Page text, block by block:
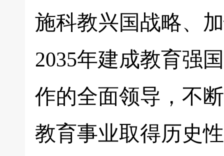
施科教兴国战略、
2035年建成教育强
作的全面领导，不
教育事业取得历史